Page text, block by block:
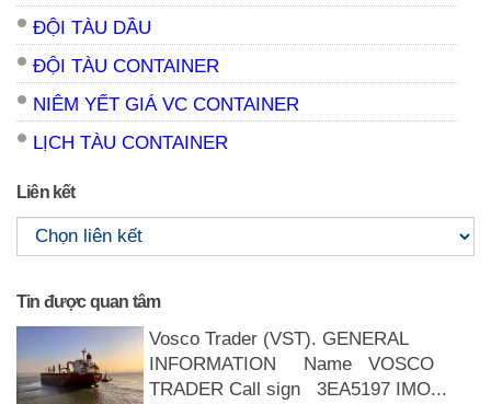
ĐỘI TÀU DẦU
ĐỘI TÀU CONTAINER
NIÊM YẾT GIÁ VC CONTAINER
LỊCH TÀU CONTAINER
Liên kết
Tin được quan tâm
Vosco Trader (VST). GENERAL
INFORMATION Name VOSCO
TRADER Call sign 3EA5197 IMO...